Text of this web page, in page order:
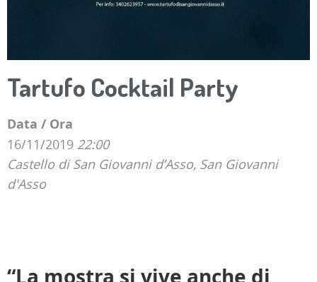
Tartufo Cocktail Party
Data / Ora
16/11/2019 22:00
Castello di San Giovanni d’Asso, San Giovanni
d'Asso